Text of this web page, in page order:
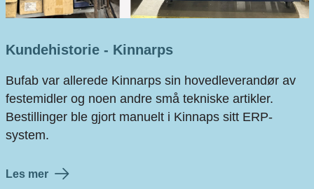
Kundehistorie - Kinnarps
Bufab var allerede Kinnarps sin hovedleverandør av
festemidler og noen andre små tekniske artikler.
Bestillinger ble gjort manuelt i Kinnaps sitt ERP-
system.
Les mer